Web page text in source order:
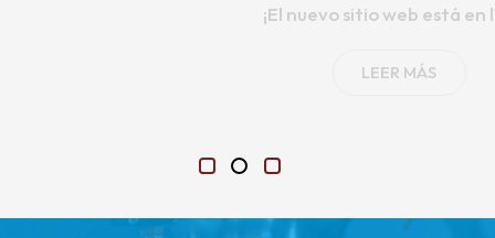
de maquinaria agrícola y
¡Descubra